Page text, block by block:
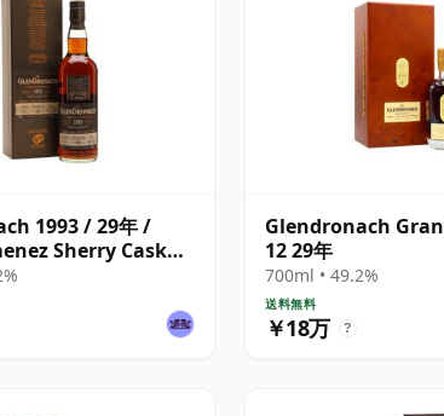
1993 / 29年 /
Sherry Cask
Glendronach
12 29年
700ml • 49.2%
送料無料
￥18万 ?